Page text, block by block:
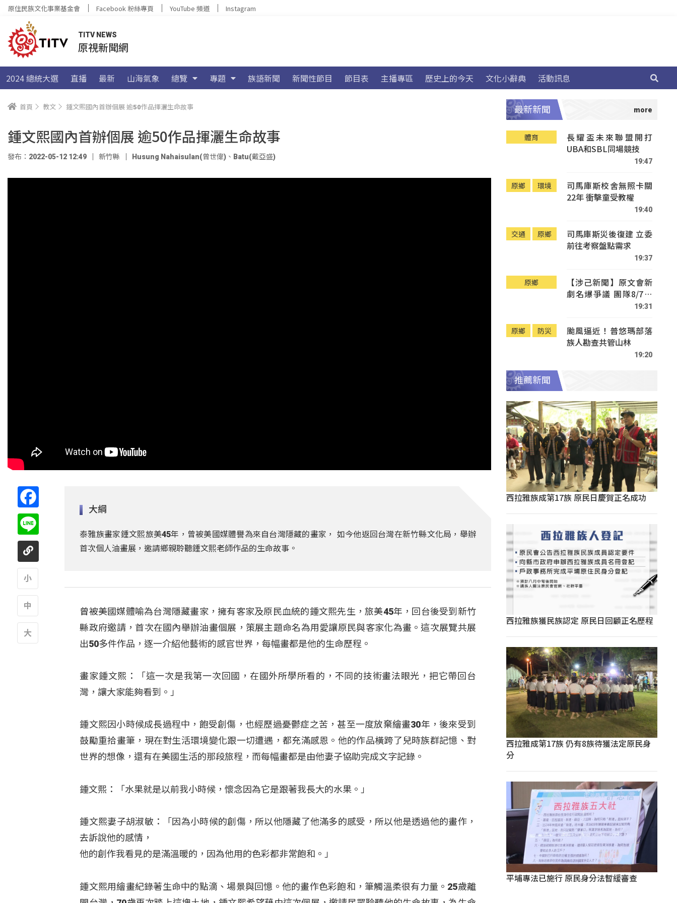
原住民族文化事業基金會 Facebook 粉絲專頁 YouTube 頻道 Instagram
TITV NEWS
原視新聞網
2024 總統大選 直播 最新 山海氣象 總覽 專題 族語新聞 新聞性節目 節目表 主播專區 歷史上的今天 文化小辭典 活動訊息
首頁 教文 鍾文熙國內首辦個展 逾50作品揮灑生命故事
鍾文熙國內首辦個展 逾50作品揮灑生命故事
發布：2022-05-12 12:49 新竹縣 Husung Nahaisulan(曾世偉) 、 Batu(戴亞盛)
大綱
泰雅族畫家鍾文熙旅美45年，曾被美國媒體譽為來自台灣隱藏的畫家， 如今他返回台灣在新竹縣文化局，舉辦
首次個人油畫展，邀請鄉親聆聽鍾文熙老師作品的生命故事。
曾被美國媒體喻為台灣隱藏畫家，擁有客家及原民血統的鍾文熙先生，旅美45年，回台後受到新竹
縣政府邀請，首次在國內舉辦油畫個展，策展主題命名為用愛讓原民與客家化為畫。這次展覽共展
出50多件作品，逐一介紹他藝術的感官世界，每幅畫都是他的生命歷程。
畫家鍾文熙：「這一次是我第一次回國，在國外所學所看的，不同的技術畫法眼光，把它帶回台
灣，讓大家能夠看到。」
鍾文熙因小時候成長過程中，飽受創傷，也經歷過憂鬱症之苦，甚至一度放棄繪畫30年，後來受到
鼓勵重拾畫筆，現在對生活環境變化跟一切遭遇，都充滿感恩。他的作品橫跨了兒時族群記憶、對
世界的想像，還有在美國生活的那段旅程，而每幅畫都是由他妻子協助完成文字記錄。
鍾文熙：「水果就是以前我小時候，懷念因為它是跟著我長大的水果。」
鍾文熙妻子胡淑敏：「因為小時候的創傷，所以他隱藏了他滿多的感受，所以他是透過他的畫作，
去訴說他的感情，
他的創作我看見的是滿溫暖的，因為他用的色彩都非常飽和。」
鍾文熙用繪畫紀錄著生命中的點滴、場景與回憶。他的畫作色彩飽和，筆觸溫柔很有力量。25歲離
最新新聞
體育
長耀盃未來聯盟開打
UBA和SBL同場競技
19:47
原鄉 環境
司馬庫斯校舍無照卡關
22年 衝擊童受教權
19:40
交通 原鄉
司馬庫斯災後復建 立委
前往考察盤點需求
19:37
原鄉
【涉己新聞】原文會新
劇名爆爭議 團隊8/7赴
19:31
原鄉 防災
颱風逼近！普悠瑪部落
族人勘查共管山林
19:20
推薦新聞
西拉雅族成第17族 原民日慶賀正名成功
西拉雅族獲民族認定 原民日回顧正名歷程
西拉雅成第17族 仍有8族待獲法定原民身
分
平埔專法已施行 原民身分法暫緩審查